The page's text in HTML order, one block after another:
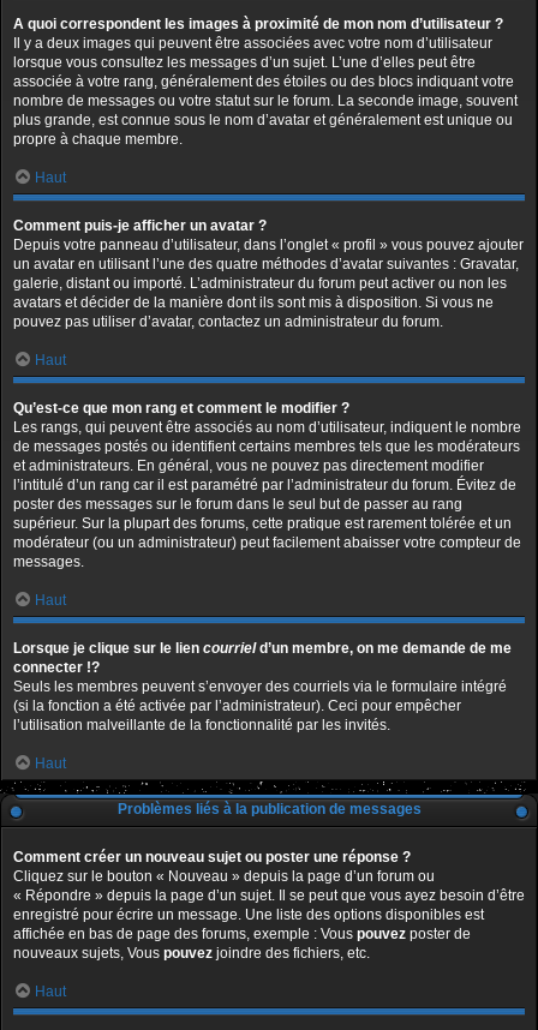
A quoi correspondent les images à proximité de mon nom d’utilisateur ?
Il y a deux images qui peuvent être associées avec votre nom d’utilisateur
lorsque vous consultez les messages d’un sujet. L’une d’elles peut être
associée à votre rang, généralement des étoiles ou des blocs indiquant votre
nombre de messages ou votre statut sur le forum. La seconde image, souvent
plus grande, est connue sous le nom d’avatar et généralement est unique ou
propre à chaque membre.
Haut
Comment puis-je afficher un avatar ?
Depuis votre panneau d’utilisateur, dans l’onglet « profil » vous pouvez ajouter
un avatar en utilisant l’une des quatre méthodes d’avatar suivantes : Gravatar,
galerie, distant ou importé. L’administrateur du forum peut activer ou non les
avatars et décider de la manière dont ils sont mis à disposition. Si vous ne
pouvez pas utiliser d’avatar, contactez un administrateur du forum.
Haut
Qu’est-ce que mon rang et comment le modifier ?
Les rangs, qui peuvent être associés au nom d’utilisateur, indiquent le nombre
de messages postés ou identifient certains membres tels que les modérateurs
et administrateurs. En général, vous ne pouvez pas directement modifier
l’intitulé d’un rang car il est paramétré par l’administrateur du forum. Évitez de
poster des messages sur le forum dans le seul but de passer au rang
supérieur. Sur la plupart des forums, cette pratique est rarement tolérée et un
modérateur (ou un administrateur) peut facilement abaisser votre compteur de
messages.
Haut
Lorsque je clique sur le lien courrield’un membre, on me demande de me
connecter !?
Seuls les membres peuvent s’envoyer des courriels via le formulaire intégré
(si la fonction a été activée par l’administrateur). Ceci pour empêcher
l’utilisation malveillante de la fonctionnalité par les invités.
Haut
Problèmes liés à la publication de messages
Comment créer un nouveau sujet ou poster une réponse ?
Cliquez sur le bouton « Nouveau » depuis la page d’un forum ou
« Répondre » depuis la page d’un sujet. Il se peut que vous ayez besoin d’être
enregistré pour écrire un message. Une liste des options disponibles est
affichée en bas de page des forums, exemple : Vous pouvez poster de
nouveaux sujets, Vous pouvez joindre des fichiers, etc.
Haut